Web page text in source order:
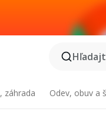
záhrada Odev, obuv a